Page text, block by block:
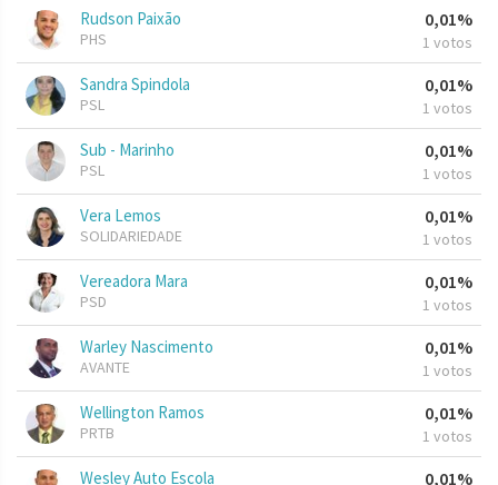
Rudson Paixão
PHS
0,01%
1 votos
Sandra Spindola
PSL
0,01%
1 votos
Sub - Marinho
PSL
0,01%
1 votos
Vera Lemos
SOLIDARIEDADE
0,01%
1 votos
Vereadora Mara
PSD
0,01%
1 votos
Warley Nascimento
AVANTE
0,01%
1 votos
Wellington Ramos
PRTB
0,01%
1 votos
Wesley Auto Escola 0,01%